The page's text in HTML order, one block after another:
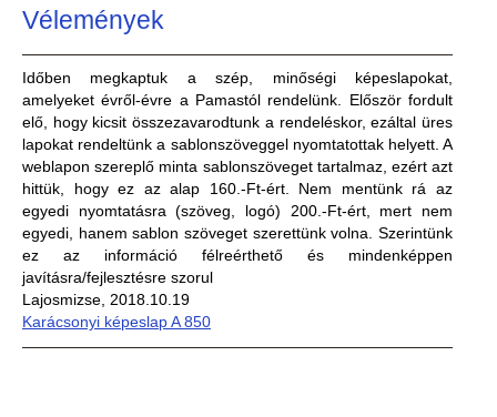
Vélemények
Időben megkaptuk a szép, minőségi képeslapokat,
amelyeket évről-évre a Pamastól rendelünk. Először fordult
elő, hogy kicsit összezavarodtunk a rendeléskor, ezáltal üres
lapokat rendeltünk a sablonszöveggel nyomtatottak helyett. A
weblapon szereplő minta sablonszöveget tartalmaz, ezért azt
hittük, hogy ez az alap 160.-Ft-ért. Nem mentünk rá az
egyedi nyomtatásra (szöveg, logó) 200.-Ft-ért, mert nem
egyedi, hanem sablon szöveget szerettünk volna. Szerintünk
ez az információ félreérthető és mindenképpen
javításra/fejlesztésre szorul
Lajosmizse, 2018.10.19
Karácsonyi képeslap A 850